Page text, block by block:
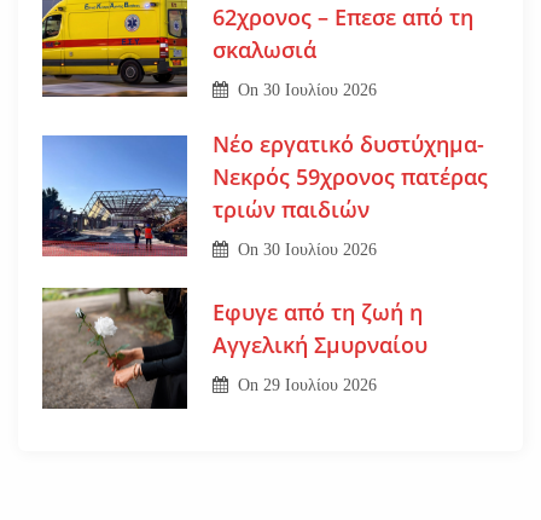
62χρονος – Επεσε από τη
σκαλωσιά
On30 Ιουλίου 2026
Νέο εργατικό δυστύχημα-
Νεκρός 59χρονος πατέρας
τριών παιδιών
On30 Ιουλίου 2026
Εφυγε από τη ζωή η
Αγγελική Σμυρναίου
On29 Ιουλίου 2026